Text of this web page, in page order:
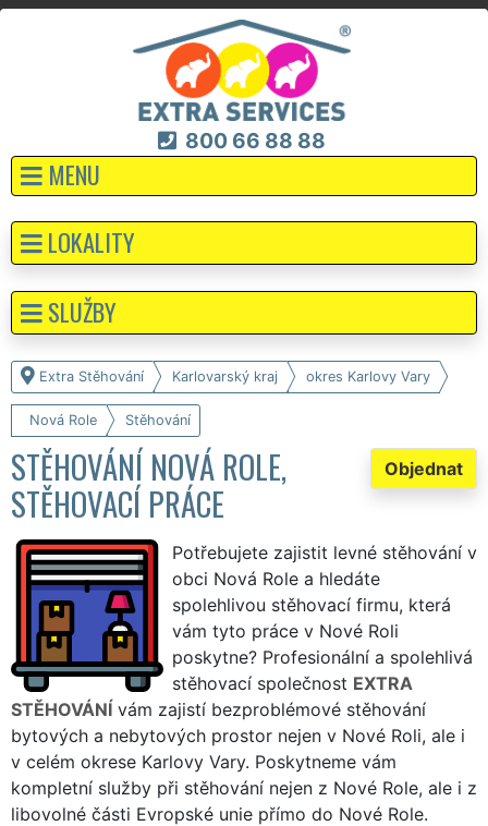
800 66 88 88
MENU
Extra Stěhování Karlovarský kraj okres Karlovy Vary
Nová Role Stěhování
Objednat
STĚHOVÁNÍ NOVÁ ROLE,
STĚHOVACÍ PRÁCE
Potřebujete zajistit levné stěhování v
obci Nová Role a hledáte
spolehlivou stěhovací firmu, která
vám tyto práce v Nové Roli
poskytne? Profesionální a spolehlivá
stěhovací společnost EXTRA
STĚHOVÁNÍ vám zajistí bezproblémové stěhování
bytových a nebytových prostor nejen v Nové Roli, ale i
v celém okrese Karlovy Vary. Poskytneme vám
kompletní služby při stěhování nejen z Nové Role, ale i z
libovolné části Evropské unie přímo do Nové Role.
LOKALITY
SLUŽBY